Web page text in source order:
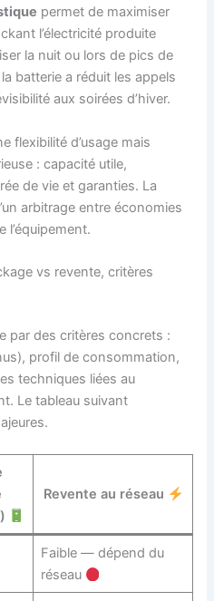
permet de maximiser
l’électricité produite
la nuit ou lors de pics de
batterie a réduit les appels
aux soirées d’hiver.
flexibilité d’usage mais
: capacité utile,
de vie et garanties. La
arbitrage entre économies
l’équipement.
vs revente, critères
par des critères concrets :
profil de consommation,
techniques liées au
Le tableau suivant
Revente au réseau
Faible — dépend du
réseau